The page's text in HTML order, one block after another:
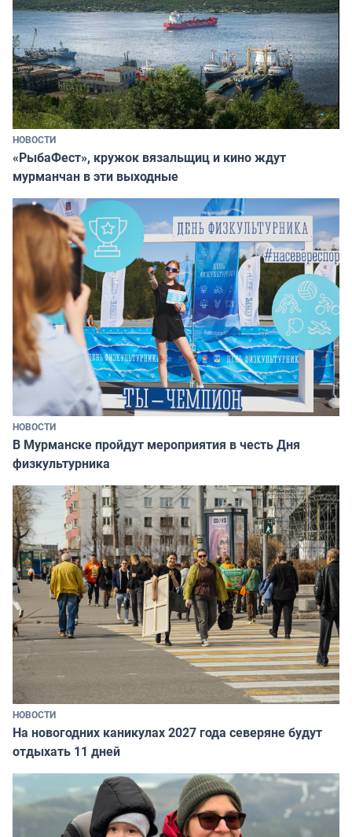
НОВОСТИ
«РыбаФест», кружок вязальщиц и кино ждут
мурманчан в эти выходные
НОВОСТИ
В Мурманске пройдут мероприятия в честь Дня
физкультурника
НОВОСТИ
На новогодних каникулах 2027 года северяне будут
отдыхать 11 дней